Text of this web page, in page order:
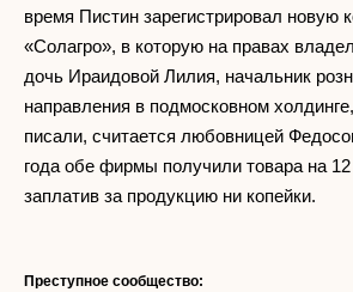
время Пистин зарегистрировал новую
«Солагро», в которую на правах
дочь Ираидовой Лилия, начальник
направления в подмосковном
писали, считается любовницей
года обе фирмы получили товара на
заплатив за продукцию ни копейки.
Преступное сообщество: